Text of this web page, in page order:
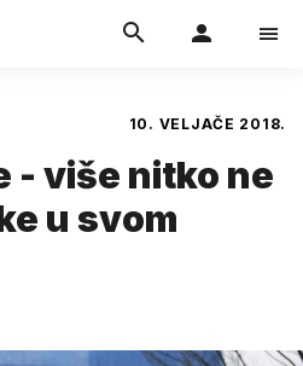
10. VELJAČE 2018.
- više nitko ne
u svom